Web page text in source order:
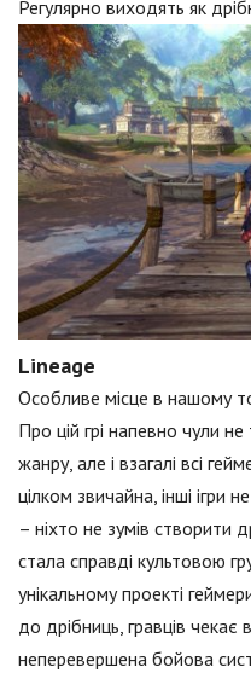
Регулярно виходять як
Lineage
Особливе місце в нашому
Про цій грі напевно чули
жанру, але і взагалі всі
цілком звичайна, інші ігри
– ніхто не зумів створити
стала справді культовою
унікальному проекті
до дрібниць, гравців чекає
неперевершена бойова